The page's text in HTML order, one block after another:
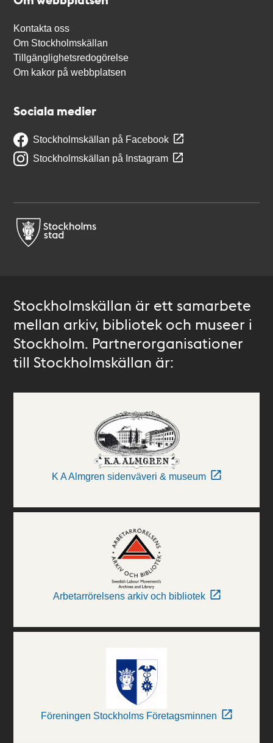
Kontakta oss
Om Stockholmskällan
Tillgänglighetsredogörelse
Om kakor på webbplatsen
Sociala medier
Stockholmskällan på Facebook
Stockholmskällan på Instagram
Stockholmskällan är ett samarbete
mellan arkiv, bibliotek och museer i
Stockholm. Partnerorganisationer
till Stockholmskällan är:
K A Almgren sidenväveri & museum
Arbetarrörelsens arkiv och bibliotek
Föreningen Stockholms Företagsminnen